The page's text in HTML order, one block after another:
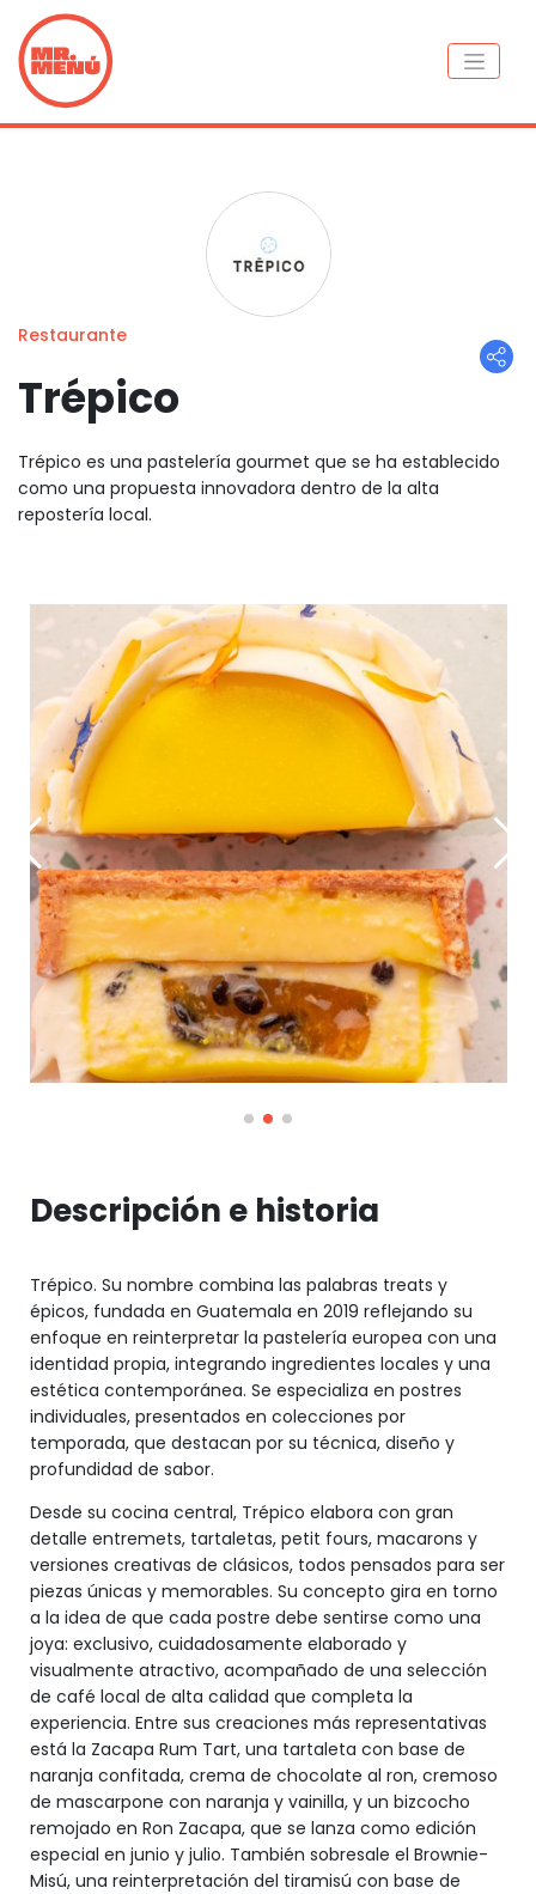
Restaurante
Trépico
Trépico es una pastelería gourmet que se ha establecido
como una propuesta innovadora dentro de la alta
repostería local.
Descripción e historia
Trépico. Su nombre combina las palabras treats y
épicos, fundada en Guatemala en 2019 reflejando su
enfoque en reinterpretar la pastelería europea con una
identidad propia, integrando ingredientes locales y una
estética contemporánea. Se especializa en postres
individuales, presentados en colecciones por
temporada, que destacan por su técnica, diseño y
profundidad de sabor.
Desde su cocina central, Trépico elabora con gran
detalle entremets, tartaletas, petit fours, macarons y
versiones creativas de clásicos, todos pensados para ser
piezas únicas y memorables. Su concepto gira en torno
a la idea de que cada postre debe sentirse como una
joya: exclusivo, cuidadosamente elaborado y
visualmente atractivo, acompañado de una selección
de café local de alta calidad que completa la
experiencia. Entre sus creaciones más representativas
está la Zacapa Rum Tart, una tartaleta con base de
naranja confitada, crema de chocolate al ron, cremoso
de mascarpone con naranja y vainilla, y un bizcocho
remojado en Ron Zacapa, que se lanza como edición
especial en junio y julio. También sobresale el Brownie-
Misú, una reinterpretación del tiramisú con base de